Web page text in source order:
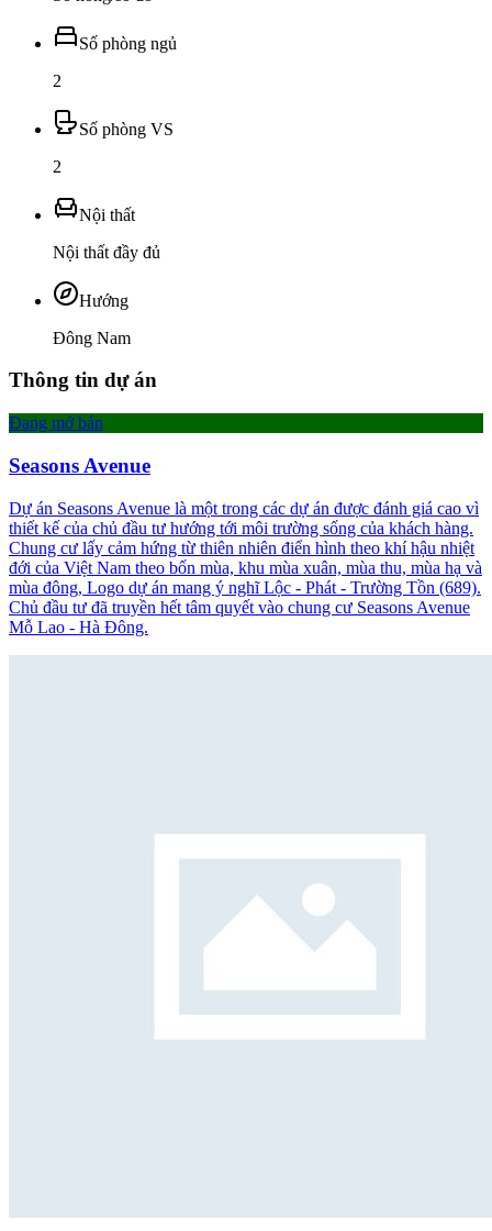
Số phòng ngủ
2
Số phòng VS
2
Nội thất
Nội thất đầy đủ
Hướng
Đông Nam
Thông tin dự án
Đang mở bán
Seasons Avenue
Dự án Seasons Avenue là một trong các dự án được đánh giá cao vì
thiết kế của chủ đầu tư hướng tới môi trường sống của khách hàng.
Chung cư lấy cảm hứng từ thiên nhiên điển hình theo khí hậu nhiệt
đới của Việt Nam theo bốn mùa, khu mùa xuân, mùa thu, mùa hạ và
mùa đông, Logo dự án mang ý nghĩ Lộc - Phát - Trường Tồn (689).
Chủ đầu tư đã truyền hết tâm quyết vào chung cư Seasons Avenue
Mỗ Lao - Hà Đông.